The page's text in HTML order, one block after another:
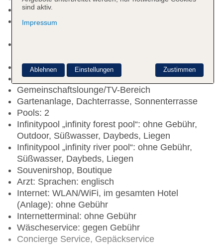
Check-out Zeit bis 12:00 Uhr
Late Check-out: gegen Gebühr, Barzahlung,
Gästebetreuung: Sprachen: englisch, französisch
Lift
Gemeinschaftslounge/TV-Bereich
Gartenanlage, Dachterrasse, Sonnenterrasse
Pools: 2
Infinitypool „infinity forest pool“: ohne Gebühr,
Outdoor, Süßwasser, Daybeds, Liegen
Infinitypool „infinity river pool“: ohne Gebühr,
Süßwasser, Daybeds, Liegen
Souvenirshop, Boutique
Arzt: Sprachen: englisch
Internet: WLAN/WiFi, im gesamten Hotel
(Anlage): ohne Gebühr
Internetterminal: ohne Gebühr
Wäscheservice: gegen Gebühr
Concierge Service, Gepäckservice
sind aktiv.
Impressum
Zustimmen
Ablehnen Einstellungen